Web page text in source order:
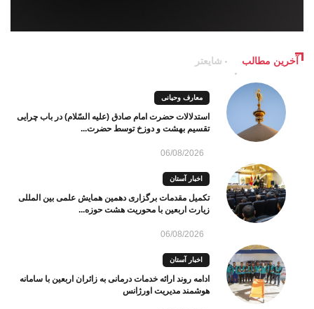
آخرین مطالب شایعتر
معارف وحیانی
استدلالات حضرت امام صادق (علیه السّلام) در باب چرایی
تقسیم بهشت و دوزخ توسط حضرت...
06/08/2026
اخبار آستان
تکمیل مقدمات برگزاری دهمین همایش علمی بین المللی
زیارت اربعین با محوریت هشت حوزه...
06/08/2026
اخبار آستان
ادامه روند ارائه خدمات درمانی به زائران اربعین با سامانه
هوشمند مدیریت اورژانس